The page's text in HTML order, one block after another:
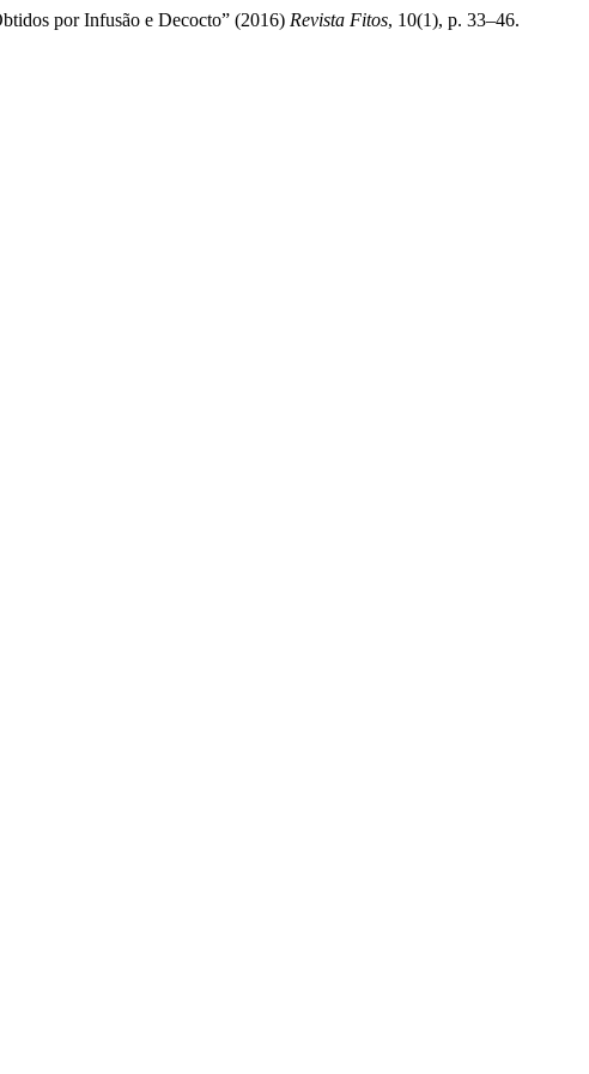
por Infusão e Decocto” (2016) Revista Fitos, 10(1), p. 33–46.